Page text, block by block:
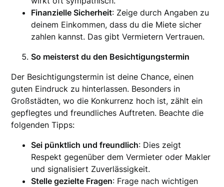
Finanzielle Sicherheit: Zeige durch Angaben zu
deinem Einkommen, dass du die Miete sicher
zahlen kannst. Das gibt Vermietern Vertrauen.
So meisterst du den Besichtigungstermin
Der Besichtigungstermin ist deine Chance, einen
guten Eindruck zu hinterlassen. Besonders in
Großstädten, wo die Konkurrenz hoch ist, zählt ein
gepflegtes und freundliches Auftreten. Beachte die
folgenden Tipps:
Sei pünktlich und freundlich: Dies zeigt
Respekt gegenüber dem Vermieter oder Makler
und signalisiert Zuverlässigkeit.
Stelle gezielte Fragen: Frage nach wichtigen